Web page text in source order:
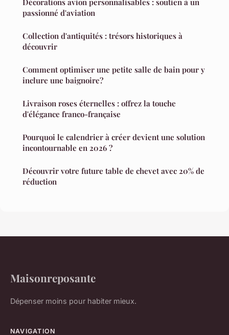
Décorations avion personnalisables : soutien à un
passionné d'aviation
Collection d'antiquités : trésors historiques à
découvrir
Comment optimiser une petite salle de bain pour y
inclure une baignoire?
Livraison roses éternelles : offrez la touche
d'élégance franco-française
Pourquoi le calendrier à créer devient une solution
incontournable en 2026 ?
Découvrir votre future table de chevet avec 20% de
réduction
Maisonreposante
Dépenser moins pour habiter mieux.
NAVIGATION